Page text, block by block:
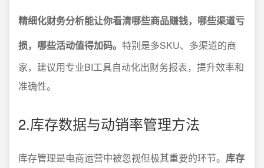
精细化财务分析能让你看清哪些商品赚钱，哪些渠道亏
损，哪些活动值得加码。 特别是多SKU、多渠道的商
家，建议用专业BI工具自动化出财务报表，提升效率和
准确性。
2.库存数据与动销率管理方法
库存管理是电商运营中被忽视但极其重要的环节。 库存